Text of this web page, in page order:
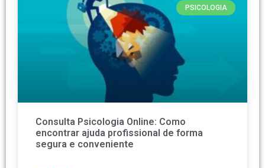
PSICOLOGIA
Consulta Psicologia Online: Como
encontrar ajuda profissional de forma
segura e conveniente